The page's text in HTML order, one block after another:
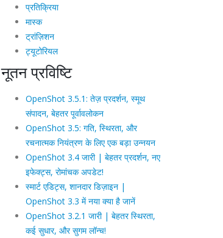
प्रतिक्रिया
मास्क
ट्रांज़िशन
ट्यूटोरियल
नूतन प्रविष्टि
OpenShot 3.5.1: तेज़ प्रदर्शन, स्मूथ
संपादन, बेहतर पूर्वावलोकन
OpenShot 3.5: गति, स्थिरता, और
रचनात्मक नियंत्रण के लिए एक बड़ा उन्नयन
OpenShot 3.4 जारी | बेहतर प्रदर्शन, नए
इफेक्ट्स, रोमांचक अपडेट!
स्मार्ट एडिट्स, शानदार डिज़ाइन |
OpenShot 3.3 में नया क्या है जानें
OpenShot 3.2.1 जारी | बेहतर स्थिरता,
कई सुधार, और सुगम लॉन्च!